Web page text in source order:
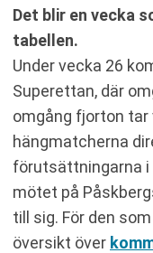
Det blir en vecka
tabellen.
Under vecka 26
Superettan, där
omgång fjorton tar
hängmatcherna
förutsättningarna i
mötet på
till sig. För den
översikt över